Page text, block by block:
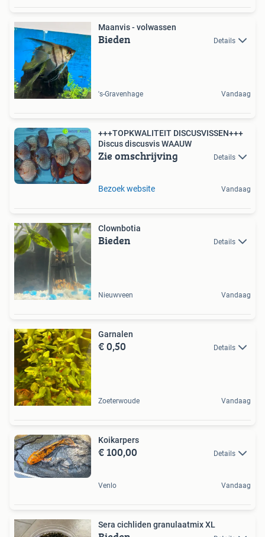
Maanvis - volwassen
Bieden Details
's-Gravenhage Vandaag
+++TOPKWALITEIT DISCUSVISSEN+++
Discus discusvis WAAUW
Zie omschrijving Details
Bezoek website Vandaag
Clownbotia
Bieden Details
Nieuwveen Vandaag
Garnalen
€ 0,50 Details
Zoeterwoude Vandaag
Koikarpers
€ 100,00 Details
Venlo Vandaag
Sera cichliden granulaatmix XL